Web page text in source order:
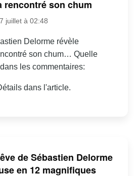
rencontré son chum
juillet à 02:48
Delorme révèle
son chum… Quelle
les commentaires:
dans l'article.
de Sébastien Delorme
en 12 magnifiques